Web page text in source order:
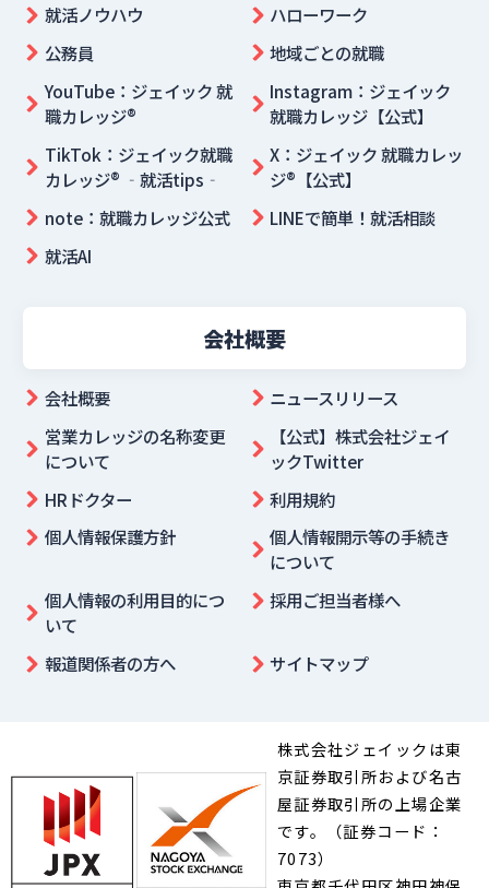
就活ノウハウ
ハローワーク
公務員
地域ごとの就職
YouTube：ジェイック 就
職カレッジ®
Instagram：ジェイック
就職カレッジ【公式】
TikTok：ジェイック就職
カレッジ® ‐就活tips‐
X：ジェイック 就職カレッ
ジ®【公式】
note：就職カレッジ公式
LINEで簡単！就活相談
就活AI
会社概要
会社概要
ニュースリリース
営業カレッジの名称変更
について
【公式】株式会社ジェイ
ックTwitter
HRドクター
利用規約
個人情報保護方針
個人情報開示等の手続き
について
個人情報の利用目的につ
いて
採用ご担当者様へ
報道関係者の方へ サイトマップ
株式会社ジェイックは東
京証券取引所および名古
屋証券取引所の上場企業
です。（証券コード：
7073）